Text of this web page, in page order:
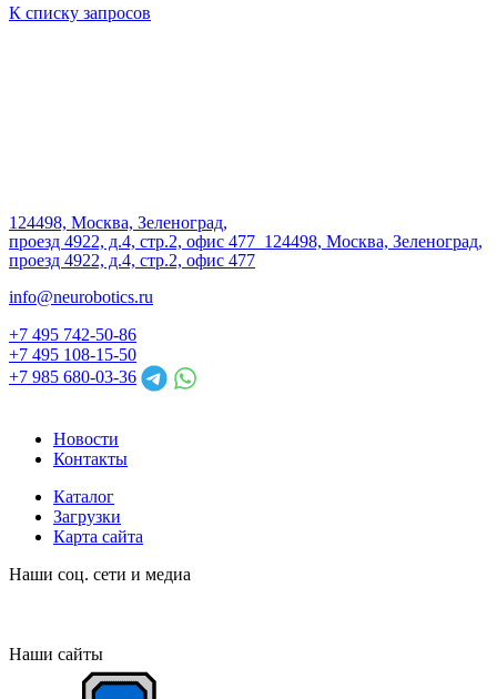
К списку запросов
124498, Москва, Зеленоград,
проезд 4922, д.4, стр.2, офис 477 124498, Москва, Зеленоград,
проезд 4922, д.4, стр.2, офис 477
info@neurobotics.ru
+7 495 742-50-86
+7 495 108-15-50
+7 985 680-03-36
Новости
Контакты
Каталог
Загрузки
Карта сайта
Наши соц. сети и медиа
Наши сайты